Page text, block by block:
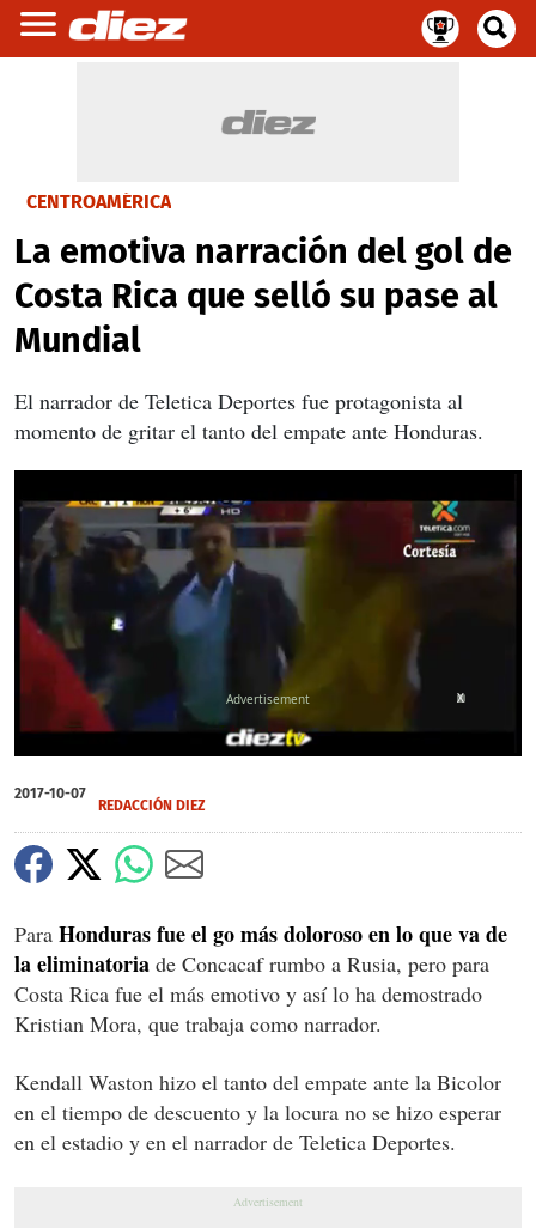
CENTROAMÉRICA
La emotiva narración del gol de
Costa Rica que selló su pase al
Mundial
El narrador de Teletica Deportes fue protagonista al
momento de gritar el tanto del empate ante Honduras.
seconds
of
minutes,
45
seconds
X
2017-10-07
REDACCIÓN DIEZ
Para Honduras fue el go más doloroso en lo que va de
la eliminatoria de Concacaf rumbo a Rusia, pero para
Costa Rica fue el más emotivo y así lo ha demostrado
Kristian Mora, que trabaja como narrador.
Kendall Waston hizo el tanto del empate ante la Bicolor
en el tiempo de descuento y la locura no se hizo esperar
en el estadio y en el narrador de Teletica Deportes.